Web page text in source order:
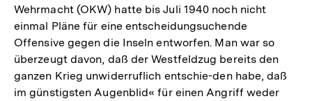
Wehrmacht (OKW) hatte bis Juli 1940 noch nicht
einmal Pläne für eine entscheidungsuchende
Offensive gegen die Inseln entworfen. Man war so
überzeugt davon, daß der Westfeldzug bereits den
ganzen Krieg unwiderruflich entschie-den habe, daß
im günstigsten Augenblid« für einen Angriff weder